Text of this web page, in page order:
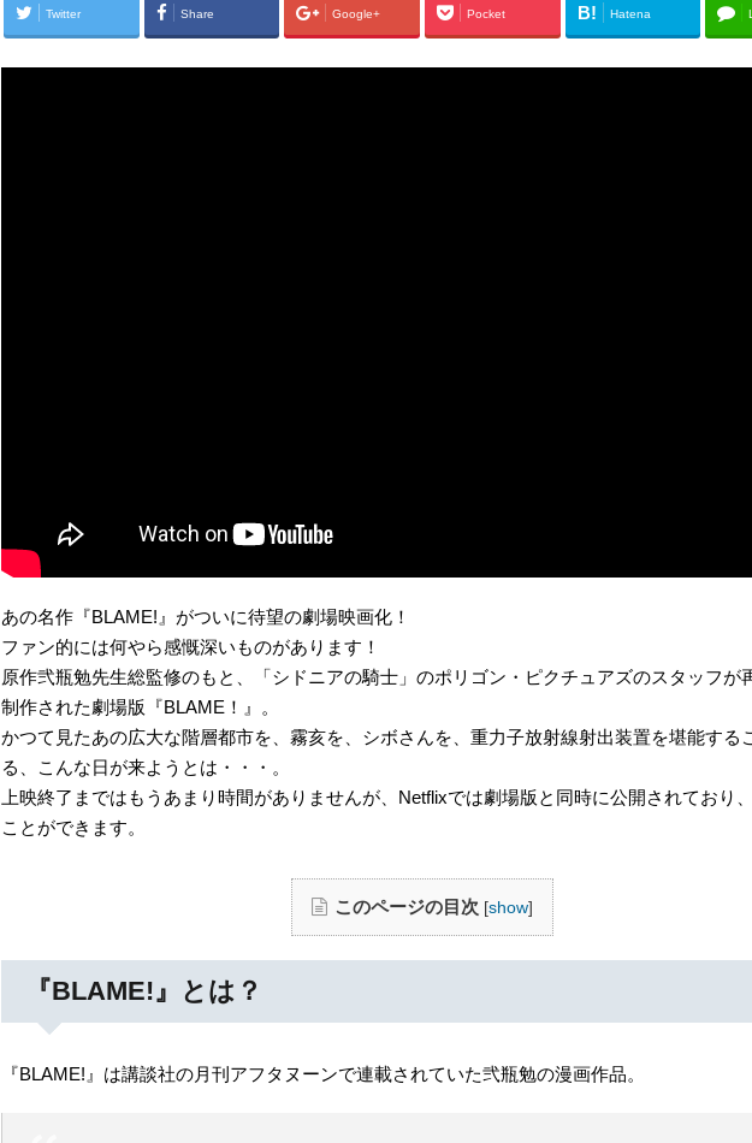
Twitter Share Google+ Pocket B! Hatena
あの名作『BLAME!』がついに待望の劇場映画化！
ファン的には何やら感慨深いものがあります！
原作弐瓶勉先生総監修のもと、「シドニアの騎士」のポリゴン・ピクチュアズのスタッフが
制作された劇場版『BLAME！』。
かつて見たあの広大な階層都市を、霧亥を、シボさんを、重力子放射線射出装置を堪能する
る、こんな日が来ようとは・・・。
上映終了まではもうあまり時間がありませんが、Netflixでは劇場版と同時に公開されており
ことができます。
このページの目次 [show]
『BLAME!』とは？
『BLAME!』は講談社の月刊アフタヌーンで連載されていた弐瓶勉の漫画作品。